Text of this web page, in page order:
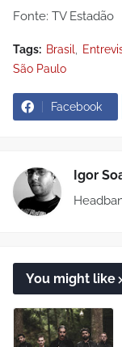
Fonte: TV Estadão
Tags: Brasil
São Paulo
Facebook
Igor
You might like